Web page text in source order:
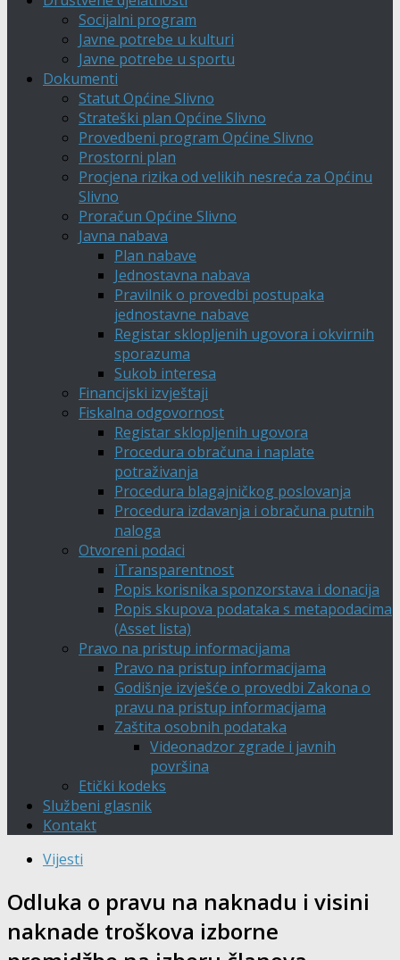
Socijalni program
Javne potrebe u kulturi
Javne potrebe u sportu
Dokumenti
Statut Općine Slivno
Strateški plan Općine Slivno
Provedbeni program Općine Slivno
Prostorni plan
Procjena rizika od velikih nesreća za Općinu
Slivno
Proračun Općine Slivno
Javna nabava
Plan nabave
Jednostavna nabava
Pravilnik o provedbi postupaka
jednostavne nabave
Registar sklopljenih ugovora i okvirnih
sporazuma
Sukob interesa
Financijski izvještaji
Fiskalna odgovornost
Registar sklopljenih ugovora
Procedura obračuna i naplate
potraživanja
Procedura blagajničkog poslovanja
Procedura izdavanja i obračuna putnih
naloga
Otvoreni podaci
iTransparentnost
Popis korisnika sponzorstava i donacija
Popis skupova podataka s metapodacima
(Asset lista)
Pravo na pristup informacijama
Pravo na pristup informacijama
Godišnje izvješće o provedbi Zakona o
pravu na pristup informacijama
Zaštita osobnih podataka
Videonadzor zgrade i javnih
površina
Etički kodeks
Službeni glasnik
Kontakt
Vijesti
Odluka o pravu na naknadu i visini
naknade troškova izborne